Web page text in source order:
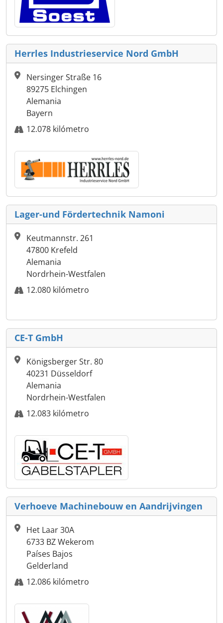
Herrles Industrieservice Nord GmbH
Nersinger Straße 16
89275 Elchingen
Alemania
Bayern
12.078 kilómetro
Lager-und Fördertechnik Namoni
Keutmannstr. 261
47800 Krefeld
Alemania
Nordrhein-Westfalen
12.080 kilómetro
CE-T GmbH
Königsberger Str. 80
40231 Düsseldorf
Alemania
Nordrhein-Westfalen
12.083 kilómetro
Verhoeve Machinebouw en Aandrijvingen
Het Laar 30A
6733 BZ Wekerom
Países Bajos
Gelderland
12.086 kilómetro